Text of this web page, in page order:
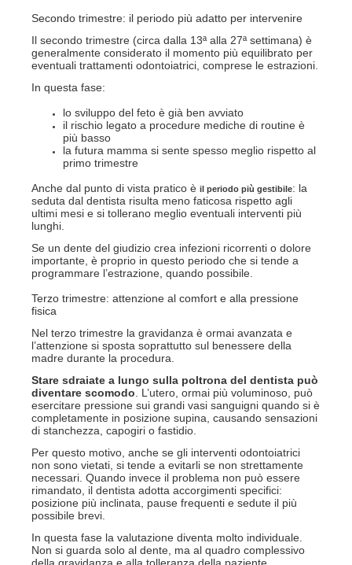
Secondo trimestre: il periodo più adatto per intervenire
Il secondo trimestre (circa dalla 13ª alla 27ª settimana) è
generalmente considerato il momento più equilibrato per
eventuali trattamenti odontoiatrici, comprese le estrazioni.
In questa fase:
lo sviluppo del feto è già ben avviato
il rischio legato a procedure mediche di routine è
più basso
la futura mamma si sente spesso meglio rispetto al
primo trimestre
Anche dal punto di vista pratico è il periodo più gestibile: la
seduta dal dentista risulta meno faticosa rispetto agli
ultimi mesi e si tollerano meglio eventuali interventi più
lunghi.
Se un dente del giudizio crea infezioni ricorrenti o dolore
importante, è proprio in questo periodo che si tende a
programmare l’estrazione, quando possibile.
Terzo trimestre: attenzione al comfort e alla pressione
fisica
Nel terzo trimestre la gravidanza è ormai avanzata e
l’attenzione si sposta soprattutto sul benessere della
madre durante la procedura.
Stare sdraiate a lungo sulla poltrona del dentista può
diventare scomodo . L’utero, ormai più voluminoso, può
esercitare pressione sui grandi vasi sanguigni quando si è
completamente in posizione supina, causando sensazioni
di stanchezza, capogiri o fastidio.
Per questo motivo, anche se gli interventi odontoiatrici
non sono vietati, si tende a evitarli se non strettamente
necessari. Quando invece il problema non può essere
rimandato, il dentista adotta accorgimenti specifici:
posizione più inclinata, pause frequenti e sedute il più
possibile brevi.
In questa fase la valutazione diventa molto individuale.
Non si guarda solo al dente, ma al quadro complessivo